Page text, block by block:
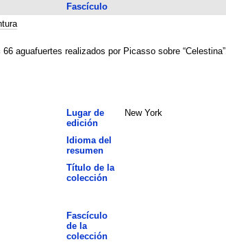
Fascículo
66 aguafuertes realizados por Picasso sobre “Celestina”.
Lugar de
edición
New York
Idioma del
resumen
Título de la
colección
Fascículo
de la
colección